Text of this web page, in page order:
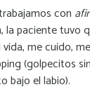
con
la paciente tuvo
me cuido,
(golpecitos
bajo el labio).